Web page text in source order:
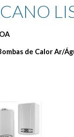
de Calor Ar/